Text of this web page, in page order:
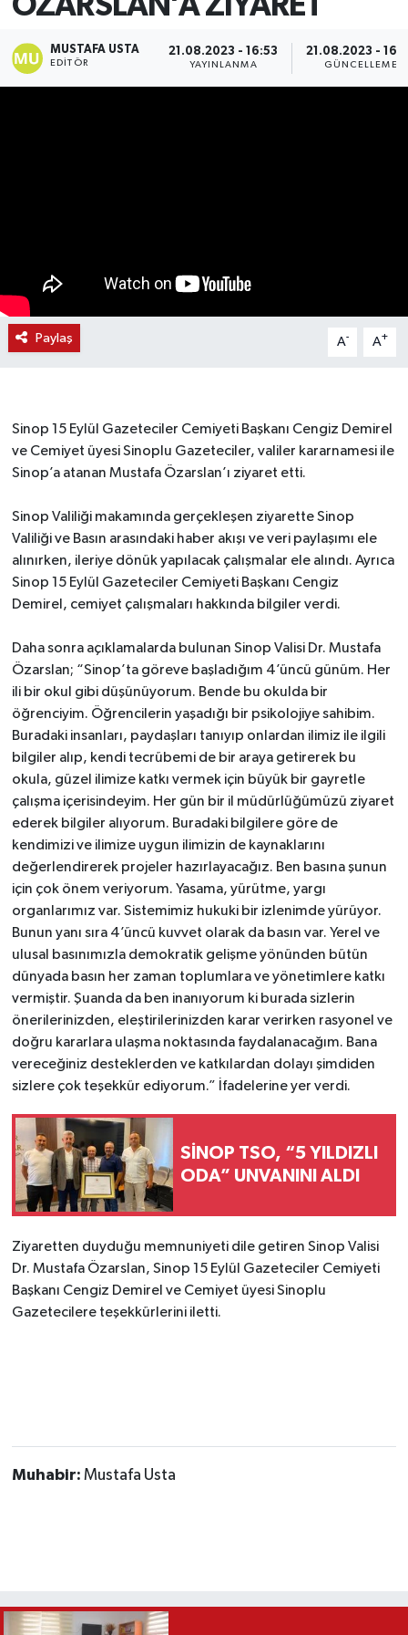
MUSTAFA USTA
EDITÖR
21.08.2023 - 16:53
YAYINLANMA
21.08.2023 -
GÜNCELLEME
Paylaş A- A+
Sinop 15 Eylül Gazeteciler Cemiyeti Başkanı Cengiz Demirel
ve Cemiyet üyesi Sinoplu Gazeteciler, valiler kararnamesi ile
Sinop’a atanan Mustafa Özarslan’ı ziyaret etti.
Sinop Valiliği makamında gerçekleşen ziyarette Sinop
Valiliği ve Basın arasındaki haber akışı ve veri paylaşımı ele
alınırken, ileriye dönük yapılacak çalışmalar ele alındı. Ayrıca
Sinop 15 Eylül Gazeteciler Cemiyeti Başkanı Cengiz
Demirel, cemiyet çalışmaları hakkında bilgiler verdi.
Daha sonra açıklamalarda bulunan Sinop Valisi Dr. Mustafa
Özarslan; “Sinop’ta göreve başladığım 4’üncü günüm. Her
ili bir okul gibi düşünüyorum. Bende bu okulda bir
öğrenciyim. Öğrencilerin yaşadığı bir psikolojiye sahibim.
Buradaki insanları, paydaşları tanıyıp onlardan ilimiz ile ilgili
bilgiler alıp, kendi tecrübemi de bir araya getirerek bu
okula, güzel ilimize katkı vermek için büyük bir gayretle
çalışma içerisindeyim. Her gün bir il müdürlüğümüzü ziyaret
ederek bilgiler alıyorum. Buradaki bilgilere göre de
kendimizi ve ilimize uygun ilimizin de kaynaklarını
değerlendirerek projeler hazırlayacağız. Ben basına şunun
için çok önem veriyorum. Yasama, yürütme, yargı
organlarımız var. Sistemimiz hukuki bir izlenimde yürüyor.
Bunun yanı sıra 4’üncü kuvvet olarak da basın var. Yerel ve
ulusal basınımızla demokratik gelişme yönünden bütün
dünyada basın her zaman toplumlara ve yönetimlere katkı
vermiştir. Şuanda da ben inanıyorum ki burada sizlerin
önerilerinizden, eleştirilerinizden karar verirken rasyonel ve
doğru kararlara ulaşma noktasında faydalanacağım. Bana
vereceğiniz desteklerden ve katkılardan dolayı şimdiden
sizlere çok teşekkür ediyorum.” İfadelerine yer verdi.
SİNOP TSO, “5 YILDIZLI
ODA” UNVANINI ALDI
Ziyaretten duyduğu memnuniyeti dile getiren Sinop Valisi
Dr. Mustafa Özarslan, Sinop 15 Eylül Gazeteciler Cemiyeti
Başkanı Cengiz Demirel ve Cemiyet üyesi Sinoplu
Gazetecilere teşekkürlerini iletti.
Muhabir: Mustafa Usta